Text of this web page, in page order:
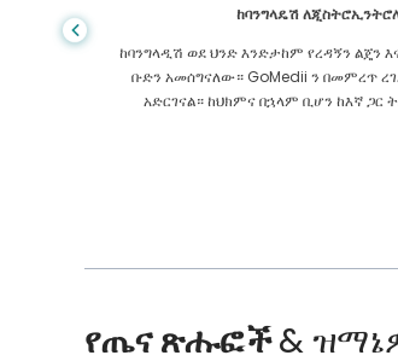
ከባንግላዴሽ
ከባንግላዲሽ ወደ ህንድ እንድታከም የረዳኝን ልጄን
ቡድን አመሰግናለው። GoMedii ን በመምረጥ
አድርገናል። ከህክምና በኋላም ቢሆን ከእኛ ጋር
የጤና ጽሑፎች&